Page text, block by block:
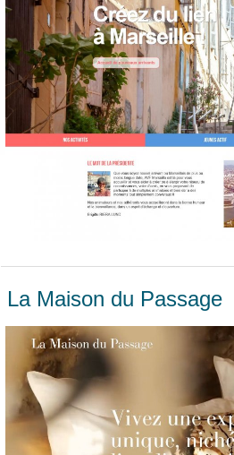
La Maison du Passage